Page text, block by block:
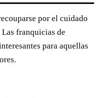
por el cuidado
franquicias de
para aquellas